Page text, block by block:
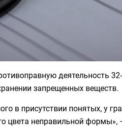
деятельность
запрещенных веществ.
в присутствии понятых, у
цвета неправильной